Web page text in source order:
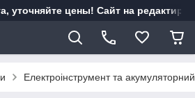
уточняйте цены! Сайт на
Електроінструмент та